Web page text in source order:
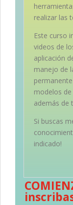
realizar las
Este curso
videos de
aplicación
manejo de
modelos
además de
Si buscas
indicado!